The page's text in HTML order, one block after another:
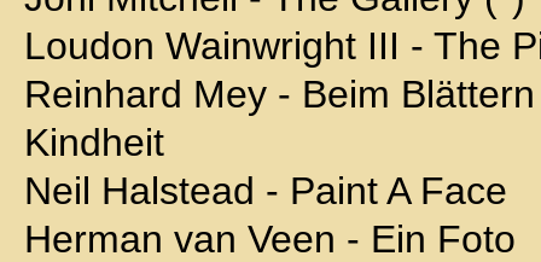
Loudon Wainwright III - The
Reinhard Mey - Beim
Kindheit
Neil Halstead - Paint A Face
Herman van Veen - Ein Foto